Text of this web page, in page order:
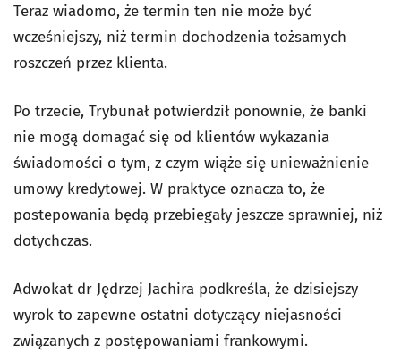
Teraz wiadomo, że termin ten nie może być
wcześniejszy, niż termin dochodzenia tożsamych
roszczeń przez klienta.
Po trzecie, Trybunał potwierdził ponownie, że banki
nie mogą domagać się od klientów wykazania
świadomości o tym, z czym wiąże się unieważnienie
umowy kredytowej. W praktyce oznacza to, że
postepowania będą przebiegały jeszcze sprawniej, niż
dotychczas.
Adwokat dr Jędrzej Jachira podkreśla, że dzisiejszy
wyrok to zapewne ostatni dotyczący niejasności
związanych z postępowaniami frankowymi.